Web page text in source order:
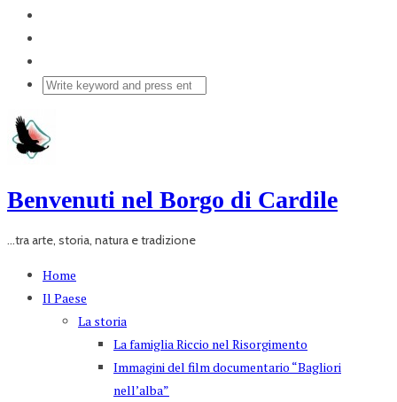
Benvenuti nel Borgo di Cardile
...tra arte, storia, natura e tradizione
Home
Il Paese
La storia
La famiglia Riccio nel Risorgimento
Immagini del film documentario “Bagliori
nell’alba”